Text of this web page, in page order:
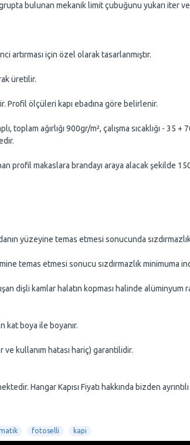
mekanik limit çubuğunu yukarı iter ve
için özel olarak tasarlanmıştır.
üretilir.
ölçüleri kapı ebadına göre belirlenir.
900gr/m², çalışma sıcaklığı - 35 +
makaslara brandayı araya alacak şekilde
yüzeyine temas etmesi sonucunda
temas etmesi sonucu sızdırmazlık minimuma
dişli kamlar halatın kopması halinde
boya ile boyanır.
hatası hariç) garantilidir.
Hangar Kapısı Fiyatı hakkında bizden
fotoselli kapi